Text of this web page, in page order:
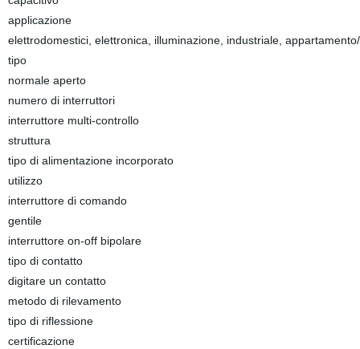
applicazione
elettrodomestici, elettronica, illuminazione, industriale,
tipo
normale aperto
numero di interruttori
interruttore multi-controllo
struttura
tipo di alimentazione incorporato
utilizzo
interruttore di comando
gentile
interruttore on-off bipolare
tipo di contatto
digitare un contatto
metodo di rilevamento
tipo di riflessione
certificazione